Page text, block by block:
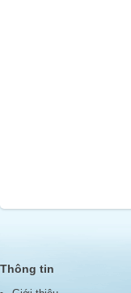
Thông tin